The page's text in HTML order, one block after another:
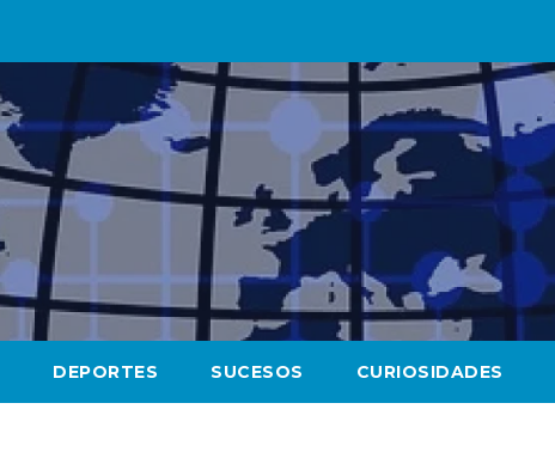
DEPORTES SUCESOS CURIOSIDADES